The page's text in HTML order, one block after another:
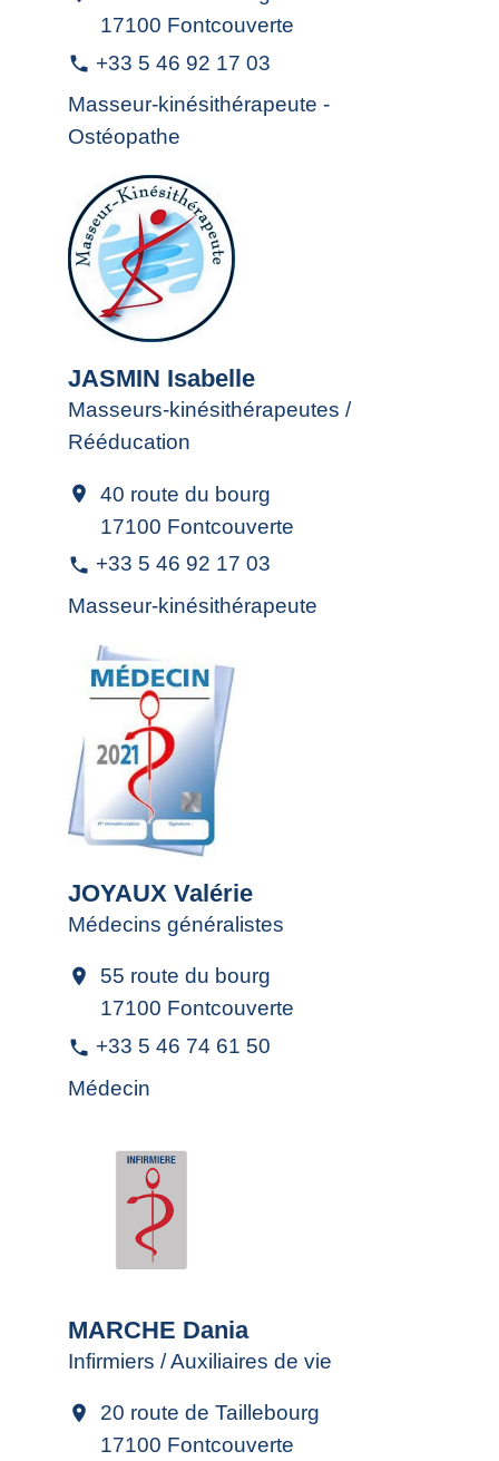
17100 Fontcouverte
phone +33 5 46 92 17 03
Masseur-kinésithérapeute -
Ostéopathe
JASMIN Isabelle
Masseurs-kinésithérapeutes /
Rééducation
location_on
40 route du bourg
17100 Fontcouverte
phone +33 5 46 92 17 03
Masseur-kinésithérapeute
JOYAUX Valérie
Médecins généralistes
location_on
55 route du bourg
17100 Fontcouverte
phone +33 5 46 74 61 50
Médecin
MARCHE Dania
Infirmiers / Auxiliaires de vie
location_on
20 route de Taillebourg
17100 Fontcouverte